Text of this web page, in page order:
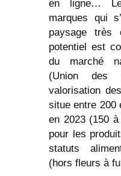
en ligne…
marques qui
paysage très
potentiel est
du marché
(Union des
valorisation
situe entre 200
en 2023 (150
pour les
statuts
(hors fleurs à